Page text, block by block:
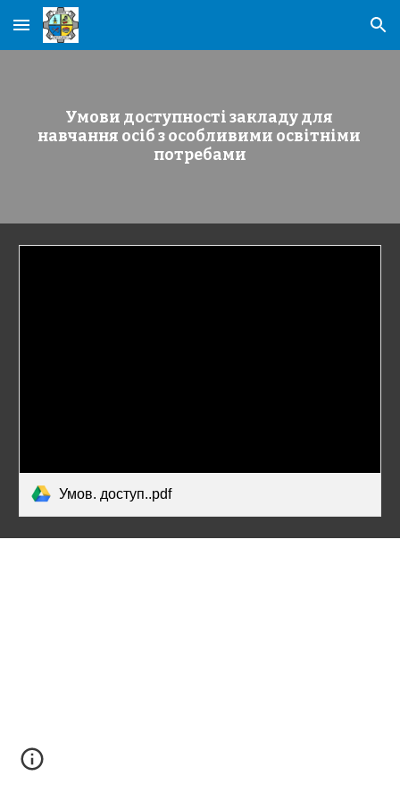
Skip to main content Skip to navigation
Умови доступності закладу для
навчання осіб з особливими освітніми
потребами
Умов. доступ..pdf